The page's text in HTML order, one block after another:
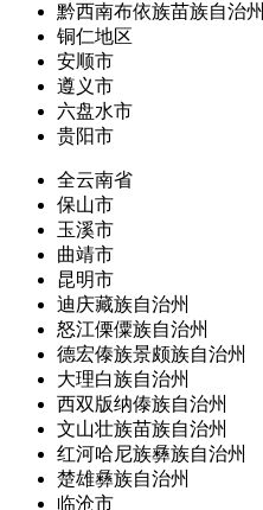
黔西南布依族苗族自治州
铜仁地区
安顺市
遵义市
六盘水市
贵阳市
全云南省
保山市
玉溪市
曲靖市
昆明市
迪庆藏族自治州
怒江傈僳族自治州
德宏傣族景颇族自治州
大理白族自治州
西双版纳傣族自治州
文山壮族苗族自治州
红河哈尼族彝族自治州
楚雄彝族自治州
临沧市